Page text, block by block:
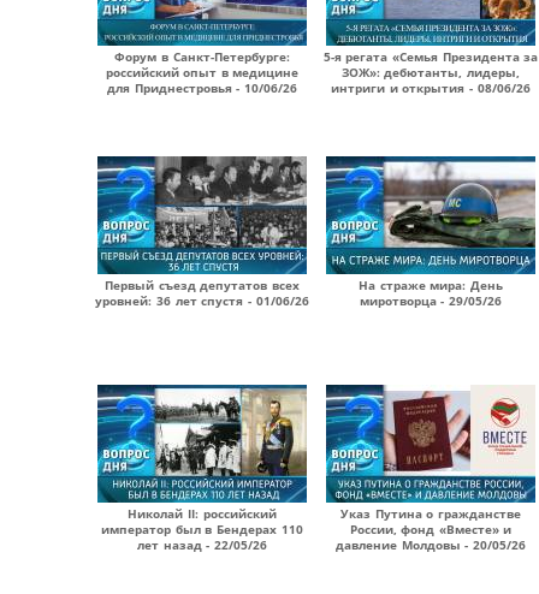
Форум в Санкт-Петербурге:
российский опыт в медицине
для Приднестровья - 10/06/26
5-я регата «Семья Президента за
ЗОЖ»: дебютанты, лидеры,
интриги и открытия - 08/06/26
Первый съезд депутатов всех
уровней: 36 лет спустя - 01/06/26
На страже мира: День
миротворца - 29/05/26
Николай II: российский
император был в Бендерах 110
лет назад - 22/05/26
Указ Путина о гражданстве
России, фонд «Вместе» и
давление Молдовы - 20/05/26